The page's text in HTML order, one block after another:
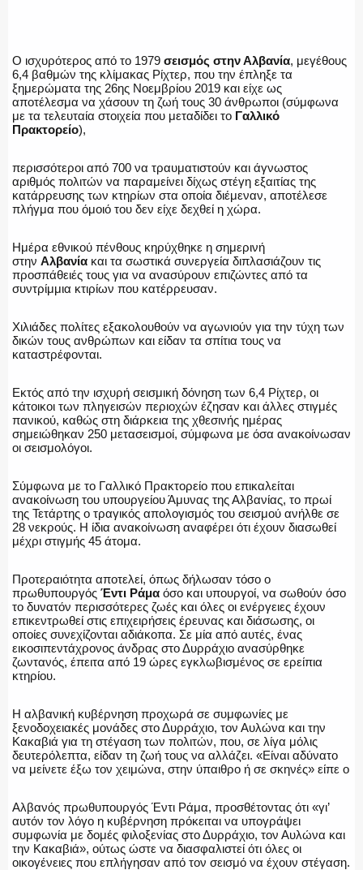
ΕΚΑΒ
ΑΣΤΥΝΟΜΙΚΟ ΡΕΠΟΡΤΑΖ
Η ΦΩΝΗ ΣΟΥ
ΟΠΛΑ/ΕΞΟΠΛΙΣΜΟΣ
ΟΜΑΔΕΣ ΕΛ.ΑΣ.
Ο ισχυρότερος από το 1979 σεισμός στην Αλβανία, μεγέθους
6,4 βαθμών της κλίμακας Ρίχτερ, που την έπληξε τα
ξημερώματα της 26ης Νοεμβρίου 2019 και είχε ως
αποτέλεσμα να χάσουν τη ζωή τους 30 άνθρωποι (σύμφωνα
με τα τελευταία στοιχεία που μεταδίδει το Γαλλικό
Πρακτορείο),
περισσότεροι από 700 να τραυματιστούν και άγνωστος
αριθμός πολιτών να παραμείνει δίχως στέγη εξαιτίας της
κατάρρευσης των κτηρίων στα οποία διέμεναν, αποτέλεσε
πλήγμα που όμοιό του δεν είχε δεχθεί η χώρα.
Ημέρα εθνικού πένθους κηρύχθηκε η σημερινή
στην Αλβανία και τα σωστικά συνεργεία διπλασιάζουν τις
προσπάθειές τους για να ανασύρουν επιζώντες από τα
συντρίμμια κτιρίων που κατέρρευσαν.
Χιλιάδες πολίτες εξακολουθούν να αγωνιούν για την τύχη των
δικών τους ανθρώπων και είδαν τα σπίτια τους να
καταστρέφονται.
Εκτός από την ισχυρή σεισμική δόνηση των 6,4 Ρίχτερ, οι
κάτοικοι των πληγεισών περιοχών έζησαν και άλλες στιγμές
πανικού, καθώς στη διάρκεια της χθεσινής ημέρας
σημειώθηκαν 250 μετασεισμοί, σύμφωνα με όσα ανακοίνωσαν
οι σεισμολόγοι.
Σύμφωνα με το Γαλλικό Πρακτορείο που επικαλείται
ανακοίνωση του υπουργείου Άμυνας της Αλβανίας, το πρωί
της Τετάρτης ο τραγικός απολογισμός του σεισμού ανήλθε σε
28 νεκρούς. Η ίδια ανακοίνωση αναφέρει ότι έχουν διασωθεί
μέχρι στιγμής 45 άτομα.
Προτεραιότητα αποτελεί, όπως δήλωσαν τόσο ο
πρωθυπουργός Έντι Ράμα όσο και υπουργοί, να σωθούν όσο
το δυνατόν περισσότερες ζωές και όλες οι ενέργειες έχουν
επικεντρωθεί στις επιχειρήσεις έρευνας και διάσωσης, οι
οποίες συνεχίζονται αδιάκοπα. Σε μία από αυτές, ένας
εικοσιπεντάχρονος άνδρας στο Δυρράχιο ανασύρθηκε
ζωντανός, έπειτα από 19 ώρες εγκλωβισμένος σε ερείπια
κτηρίου.
Η αλβανική κυβέρνηση προχωρά σε συμφωνίες με
ξενοδοχειακές μονάδες στο Δυρράχιο, τον Αυλώνα και την
Κακαβιά για τη στέγαση των πολιτών, που, σε λίγα μόλις
δευτερόλεπτα, είδαν τη ζωή τους να αλλάζει. «Είναι αδύνατο
να μείνετε έξω τον χειμώνα, στην ύπαιθρο ή σε σκηνές» είπε ο
Αλβανός πρωθυπουργός Έντι Ράμα, προσθέτοντας ότι «γι’
αυτόν τον λόγο η κυβέρνηση πρόκειται να υπογράψει
συμφωνία με δομές φιλοξενίας στο Δυρράχιο, τον Αυλώνα και
την Κακαβιά», ούτως ώστε να διασφαλιστεί ότι όλες οι
οικογένειες που επλήγησαν από τον σεισμό να έχουν στέγαση.